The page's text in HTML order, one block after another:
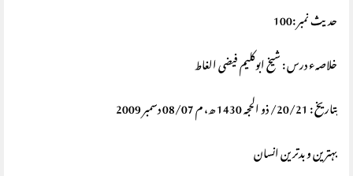
حديث نمبر :100
خلاصہء درس : شیخ ابوکلیم فیضی الغاط
بتاریخ : 20/21/ ذو الحجہ 1430 ھ، م 08/07 دسمبر 2009
بہترین و بدترین انسان